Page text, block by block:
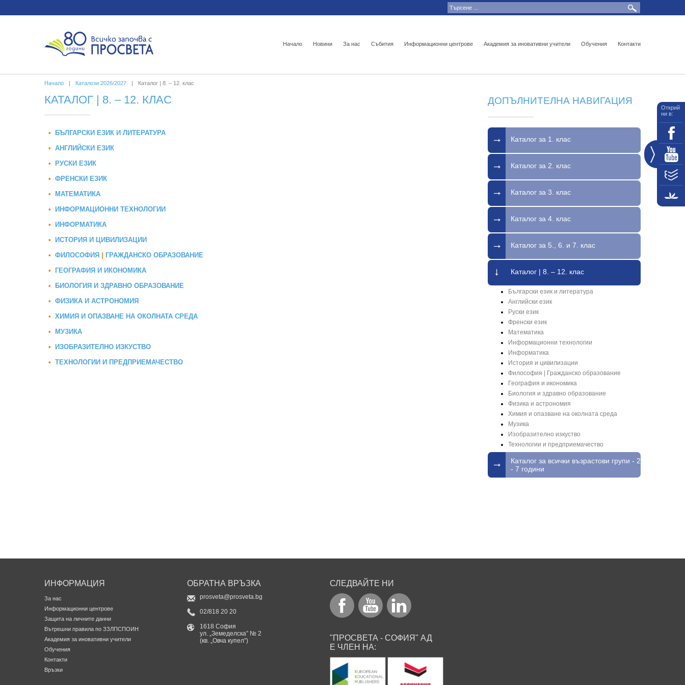
Начало Новини За нас Събития Информационни центрове Академия за иновативни учители Обучения Контакти
Начало | Каталози 2026/2027 | Каталог | 8. – 12. клас
КАТАЛОГ | 8. – 12. КЛАС
•
БЪЛГАРСКИ ЕЗИК И ЛИТЕРАТУРА
• АНГЛИЙСКИ ЕЗИК
•
РУСКИ ЕЗИК
• ФРЕНСКИ ЕЗИК
•
МАТЕМАТИКА
•
ИНФОРМАЦИОННИ ТЕХНОЛОГИИ
•
ИНФОРМАТИКА
•
ИСТОРИЯ И ЦИВИЛИЗАЦИИ
• ФИЛОСОФИЯ
ГРАЖДАНСКО ОБРАЗОВАНИЕ
•
ГЕОГРАФИЯ И ИКОНОМИКА
•
БИОЛОГИЯ И ЗДРАВНО ОБРАЗОВАНИЕ
• ФИЗИКА И АСТРОНОМИЯ
• ХИМИЯ И ОПАЗВАНЕ НА ОКОЛНАТА СРЕДА
•
МУЗИКА
•
ИЗОБРАЗИТЕЛНО ИЗКУСТВО
• ТЕХНОЛОГИИ И ПРЕДПРИЕМАЧЕСТВО
ДОПЪЛНИТЕЛНА НАВИГАЦИЯ
Каталог за 1. клас
Каталог за 2. клас
Каталог за 3. клас
Каталог за 4. клас
Каталог за 5., 6. и 7. клас
Каталог | 8. – 12. клас
Български език и литература
Английски език
Руски език
Френски език
Математика
Информационни технологии
Информатика
История и цивилизации
Философия | Гражданско образование
География и икономика
Биология и здравно образование
Физика и астрономия
Химия и опазване на околната среда
Музика
Изобразително изкуство
Технологии и предприемачество
Каталог за всички възрастови групи - 2
- 7 години
ИНФОРМАЦИЯ
За нас
Информационни центрове
Защита на личните данни
Вътрешни правила по ЗЗЛПСПОИН
Академия за иновативни учители
Обучения
Контакти
Връзки
ОБРАТНА ВРЪЗКА
prosveta@prosveta.bg
02/818 20 20
1618 София
ул. „Земеделска” № 2
(кв. „Овча купел”)
СЛЕДВАЙТЕ НИ
"ПРОСВЕТА - СОФИЯ" АД
Е ЧЛЕН НА:
Открий
ни в: